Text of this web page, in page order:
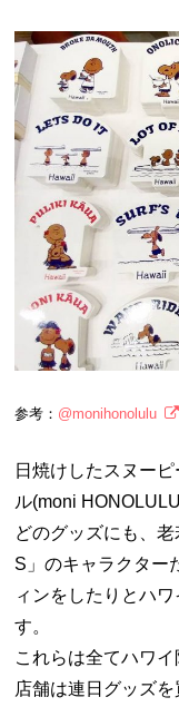
参考： @monihonolulu
日焼けしたスヌー
ル(moni
どのグッズにも、
S」のキャラクター
ィンをしたりとハ
す。
これらは全てハワ
店舗は連日グッズ